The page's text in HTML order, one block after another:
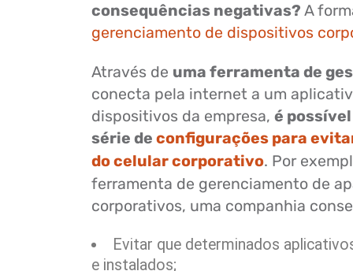
consequências negativas? A
gerenciamento de dispositivos
Através de uma ferramenta de
conecta pela internet a um
dispositivos da empresa, é
série de configurações para
do celular corporativo. Por
ferramenta de gerenciamento de
corporativos, uma companhia
Evitar que determinados
e instalados;